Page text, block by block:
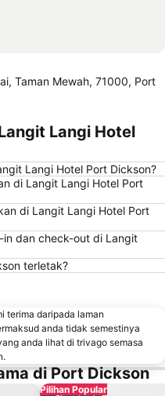
Taman Mewah, 71000, Port
Langi Hotel
Langi Hotel Port Dickson?
di Langit Langi Hotel Port
di Langit Langi Hotel Port
dan check-out di Langit
terletak?
terima daripada laman
anda tidak semestinya
anda lihat di trivago semasa
di Port Dickson
Pilihan Popular